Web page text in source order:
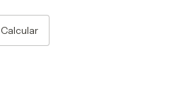
Calcular